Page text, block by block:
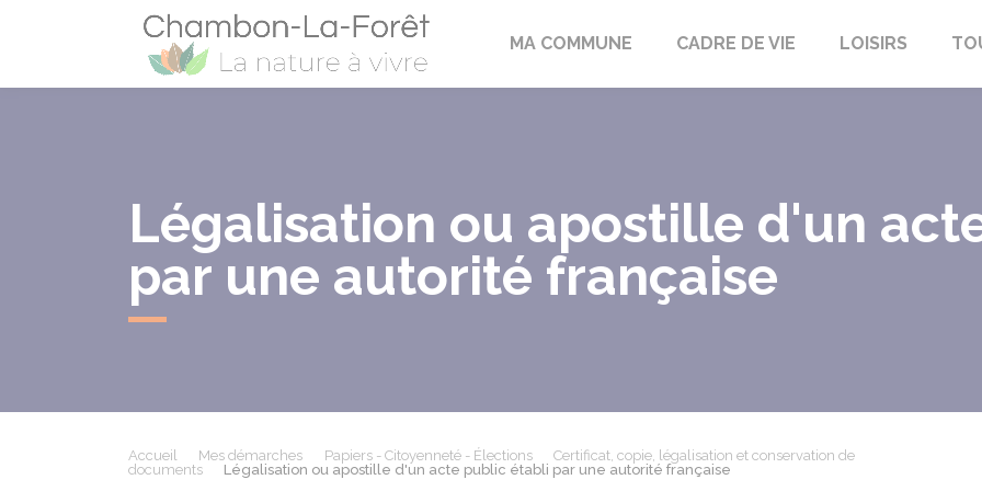
Chambon-la-Fôret
MA COMMUNE CADRE DE VIE LOISIRS
Légalisation ou apostille d'un
par une autorité française
Accueil Mes démarches Papiers - Citoyenneté - Élections
Certificat, copie, légalisation et conservation de
documents
Légalisation ou apostille d'un acte public établi par une autorité française